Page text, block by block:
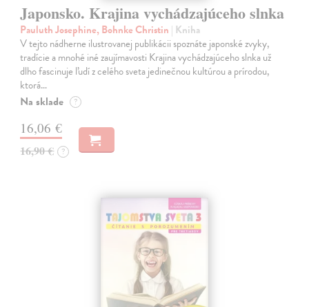
Japonsko. Krajina vychádzajúceho slnka
Pauluth Josephine, Bohnke Christin | Kniha
V tejto nádherne ilustrovanej publikácii spoznáte japonské zvyky,
tradície a mnohé iné zaujímavosti Krajina vychádzajúceho slnka už
dlho fascinuje ľudí z celého sveta jedinečnou kultúrou a prírodou,
ktorá…
Na sklade ?
16,06 €
16,90 € ?